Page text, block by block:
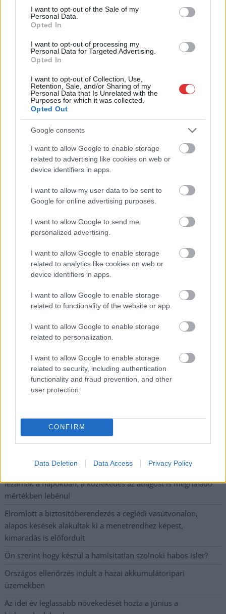
consent section.
I want to opt-out of the Sale of my
Personal Data.
Opted In
I want to opt-out of processing my
Personal Data for Targeted Advertising.
Opted In
I want to opt-out of Collection, Use,
Retention, Sale, and/or Sharing of my
Personal Data that Is Unrelated with the
Purposes for which it was collected.
Opted Out
Google consents
I want to allow Google to enable storage
related to advertising like cookies on web or
device identifiers in apps.
I want to allow my user data to be sent to
Google for online advertising purposes.
I want to allow Google to send me
personalized advertising.
I want to allow Google to enable storage
related to analytics like cookies on web or
device identifiers in apps.
I want to allow Google to enable storage
related to functionality of the website or app.
I want to allow Google to enable storage
related to personalization.
I want to allow Google to enable storage
related to security, including authentication
functionality and fraud prevention, and other
user protection.
CONFIRM
Data Deletion Data Access Privacy Policy
2026.08.05. szol24.hu
Jászberény, indul a Csángó Fesztivál
Ismét a Kárpát-medencei folklór és a hagyományőrzés
Fesztivált....
JNSZ megyei hírek
Hírlevél feliratkozás
meg e-mail címét:
Megismertem és elfogadom a
Nem szeretne lemaradni semmiről? Csak egy kattintás, és hírlevelünk a
legfrissebb információkkal és exkluzív tartalmakkal hétről hétre
A SZOL24 legfrissebb 24 cikke
lezárnak a napokban, a közlekedés az átlagost is meghaladó
mértékben lebénul
Elromlott a biztosítóberendezés a ceglédi vasútvonalon,
alapos késések alakultak ki a menetrendhez képest,
kimaradás is előfordult
Ön szerint hogy készül a hamisítatlan szolnoki habos isler?
Országos ellenőrzés indult a hazai akkumulátoripari
üzemekben
Az idei év leglassabb növekedését hozta a június a